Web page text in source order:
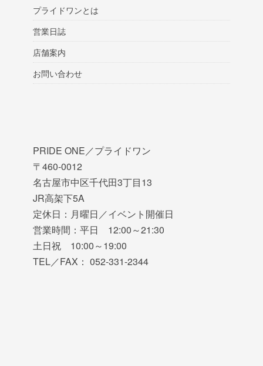
プライドワンとは
営業日誌
店舗案内
お問い合わせ
PRIDE ONE／プライドワン
〒460-0012
名古屋市中区千代田3丁目13
JR高架下5A
定休日：月曜日／イベント開催日
営業時間：平日 12:00～21:30
土日祝 10:00～19:00
TEL／FAX： 052-331-2344